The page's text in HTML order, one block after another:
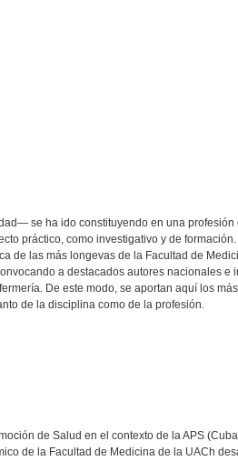
se ha ido constituyendo en una
práctico, como investigativo y de
de las más longevas de la Facultad de
a destacados autores nacionales
De este modo, se aportan aquí los
de la disciplina como de la profesión.
de Salud en el contexto de la APS
de la Facultad de Medicina de la UACh